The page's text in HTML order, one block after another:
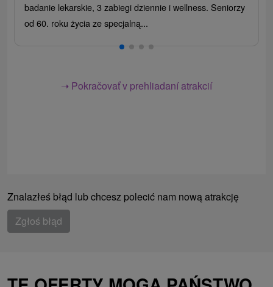
badanie lekarskie, 3 zabiegi dziennie i wellness. Seniorzy
od 60. roku życia ze specjalną...
➝ Pokračovať v prehliadaní atrakcií
Znalazłeś błąd lub chcesz polecić nam nową atrakcję
Zgłoś błąd